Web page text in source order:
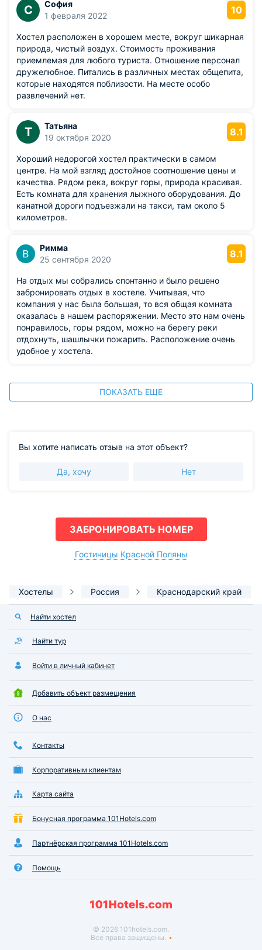
С
София
1 февраля 2022
10
Хостел расположен в хорошем месте, вокруг шикарная
природа, чистый воздух. Стоимость проживания
приемлемая для любого туриста. Отношение персонал
дружелюбное. Питались в различных местах общепита,
которые находятся поблизости. На месте особо
развлечений нет.
Т
Татьяна
19 октября 2020
8.1
Хороший недорогой хостел практически в самом
центре. На мой взгляд достойное соотношение цены и
качества. Рядом река, вокруг горы, природа красивая.
Есть комната для хранения лыжного оборудования. До
канатной дороги подъезжали на такси, там около 5
километров.
Римма
25 сентября 2020
8.1
На отдых мы собрались спонтанно и было решено
забронировать отдых в хостеле. Учитывая, что
компания у нас была большая, то вся общая комната
оказалась в нашем распоряжении. Место это нам очень
понравилось, горы рядом, можно на берегу реки
отдохнуть, шашлычки пожарить. Расположение очень
удобное у хостела.
ПОКАЗАТЬ ЕЩЕ
Вы хотите написать отзыв на этот объект?
Да, хочу Нет
ЗАБРОНИРОВАТЬ НОМЕР
Гостиницы Красной Поляны
Хостелы Россия Краснодарский край
Найти хостел
Найти тур
Войти в личный кабинет
Добавить объект размещения
О нас
Контакты
Корпоративным клиентам
Карта сайта
Бонусная программа 101Hotels.com
Партнёрская программа 101Hotels.com
Помощь
© 2026 101hotels.com.
Все права защищены.